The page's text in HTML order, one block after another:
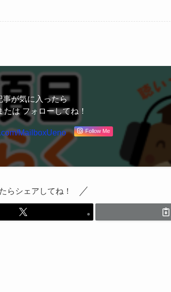
事が気に入ったら
は フォローしてね！
Follow Me
らシェアしてね！